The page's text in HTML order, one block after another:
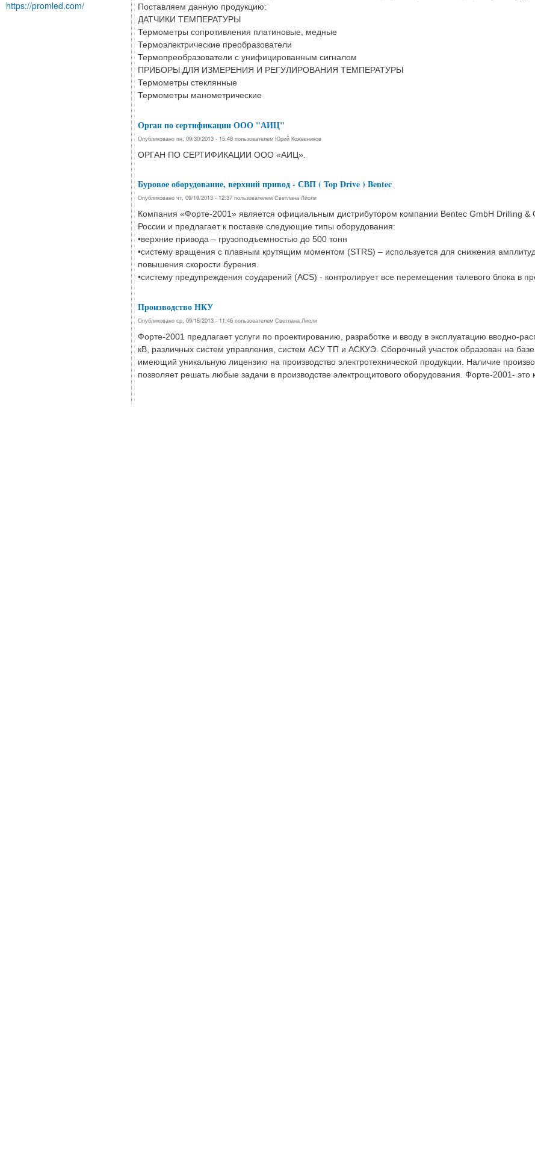
https://promled.com/
Поставляем данную продукцию:
ДАТЧИКИ ТЕМПЕРАТУРЫ
Термометры сопротивления платиновые, медные
Термоэлектрические преобразователи
Термопреобразователи с унифицированным сигналом
ПРИБОРЫ ДЛЯ ИЗМЕРЕНИЯ И РЕГУЛИРОВАНИЯ ТЕМПЕРАТУРЫ
Термометры стеклянные
Термометры манометрические
Орган по сертификации ООО "АИЦ"
Опубликовано пн, 09/30/2013 - 15:48 пользователем Юрий Кожевников
ОРГАН ПО СЕРТИФИКАЦИИ ООО «АИЦ».
Буровое оборудование, верхний привод - СВП ( Top Drive ) Bentec
Опубликовано чт, 09/19/2013 - 12:37 пользователем Светлана Лиоли
Компания «Форте-2001» является официальным дистрибутором компании Bentec GmbH Drilling &
России и предлагает к поставке следующие типы оборудования:
•верхние привода – грузоподъемностью до 500 тонн
•систему вращения с плавным крутящим моментом (STRS) – используется для снижения
повышения скорости бурения.
•систему предупреждения соударений (ACS) - контролирует все перемещения талевого блока в
Производство НКУ
Опубликовано ср, 09/18/2013 - 11:46 пользователем Светлана Лиоли
Форте-2001 предлагает услуги по проектированию, разработке и вводу в эксплуатацию вводно-
кВ, различных систем управления, систем АСУ ТП и АСКУЭ. Сборочный участок образован на
имеющий уникальную лицензию на производство электротехнической продукции. Наличие
позволяет решать любые задачи в производстве электрощитового оборудования. Форте-2001-